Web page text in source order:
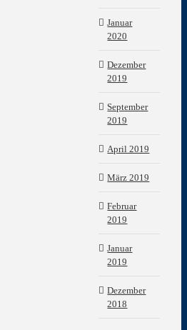
Januar
2020
Dezember
2019
September
2019
April 2019
März 2019
Februar
2019
Januar
2019
Dezember
2018